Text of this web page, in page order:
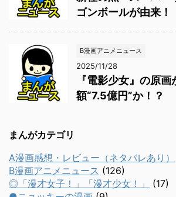
ゴンボールが由来！
B漫画アニメニュース
2025/11/28
『電影少女』の原
額“7.5億円”か！？
まんがカテゴリ
A漫画感想・レビュー（ネタバレあり）
B漫画アニメニュース (126)
◎「漫才女子！」「漫才少女！」
(17)